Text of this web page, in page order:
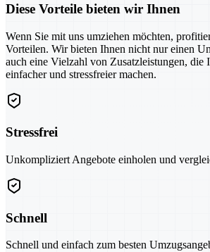
Diese Vorteile bieten wir Ihnen
Wenn Sie mit uns umziehen möchten,
Vorteilen. Wir bieten Ihnen nicht nur einen
auch eine Vielzahl von Zusatzleistungen, die
einfacher und stressfreier machen.
Stressfrei
Unkompliziert Angebote einholen und
Schnell
Schnell und einfach zum besten